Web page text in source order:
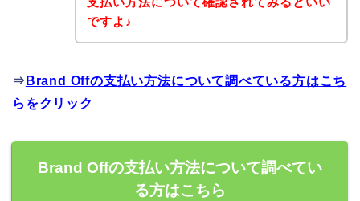
ですよ♪
⇒ Brand Offの支払い方法について調べている方はこち
らをクリック
Brand Offの支払い方法について調べてい
る方はこちら